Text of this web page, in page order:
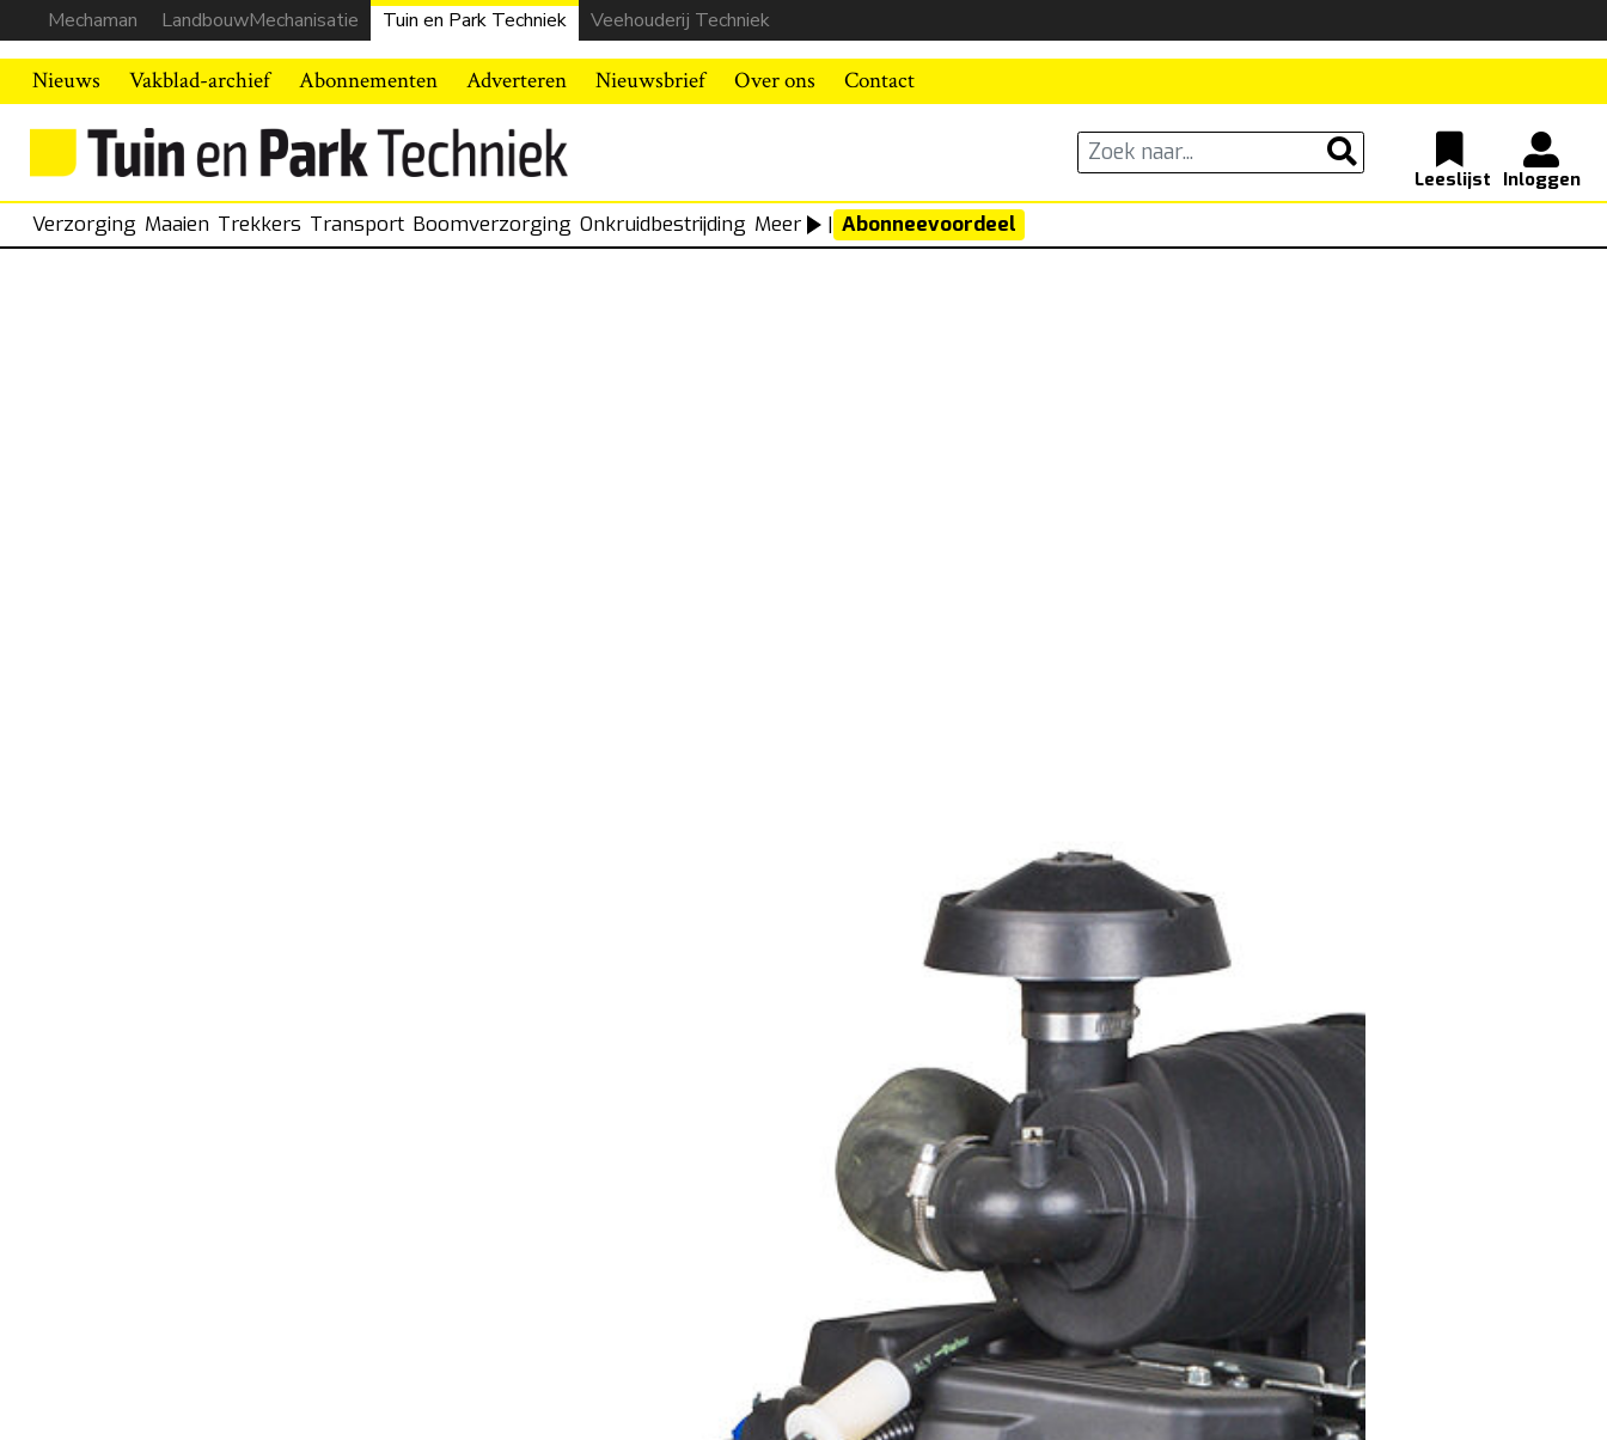
Mechaman LandbouwMechanisatie Tuin en Park Techniek Veehouderij Techniek
Nieuws Vakblad-archief Abonnementen Adverteren Nieuwsbrief Over ons Contact
Verzorging Maaien Trekkers Transport Boomverzorging Onkruidbestrijding Meer | Abonneevoordeel